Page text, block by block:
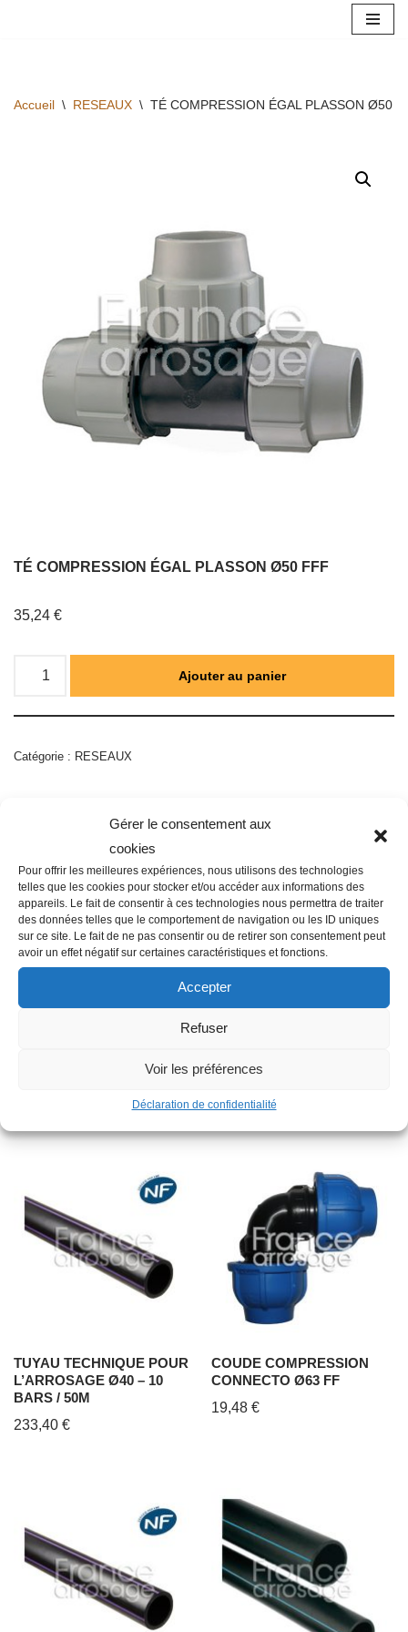
Gérer le consentement aux
cookies
Pour offrir les meilleures expériences, nous utilisons des technologies
telles que les cookies pour stocker et/ou accéder aux informations des
appareils. Le fait de consentir à ces technologies nous permettra de traiter
des données telles que le comportement de navigation ou les ID uniques
sur ce site. Le fait de ne pas consentir ou de retirer son consentement peut
avoir un effet négatif sur certaines caractéristiques et fonctions.
Accepter
Refuser
Voir les préférences
Déclaration de confidentialité
contenu
Accueil \ RESEAUX \ TÉ COMPRESSION ÉGAL PLASSON Ø50
TÉ COMPRESSION ÉGAL PLASSON Ø50 FFF
35,24 €
Ajouter au panier
Catégorie : RESEAUX
Famille : F01
Diamètre : 50 mm
Raccordement : Femelle-Femelle-Femelle
Produits similaires
TUYAU TECHNIQUE POUR
L’ARROSAGE Ø40 – 10
BARS / 50M
233,40 €
COUDE COMPRESSION
CONNECTO Ø63 FF
19,48€